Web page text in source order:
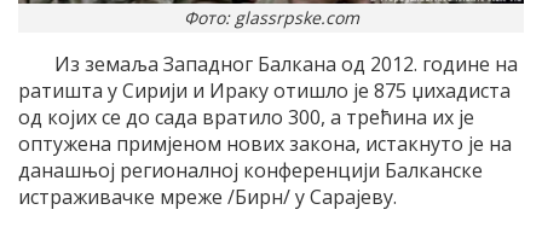
Фото: glassrpske.com
Из земаља Западног Балкана од 2012. године на
ратишта у Сирији и Ираку отишло је 875 џихадиста
од којих се до сада вратило 300, а трећина их је
оптужена примјеном нових закона, истакнуто је на
данашњој регионалној конференцији Балканске
истраживачке мреже /Бирн/ у Сарајеву.